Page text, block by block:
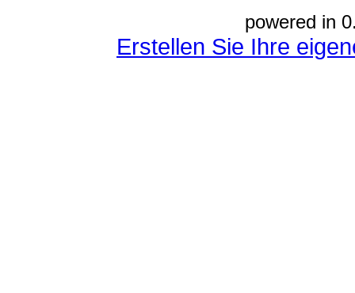
powered in
Erstellen Sie Ihre